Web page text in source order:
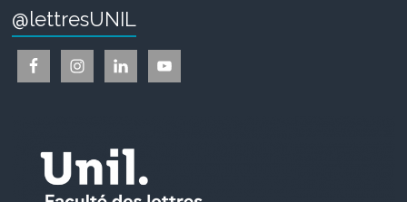
@lettresUNIL